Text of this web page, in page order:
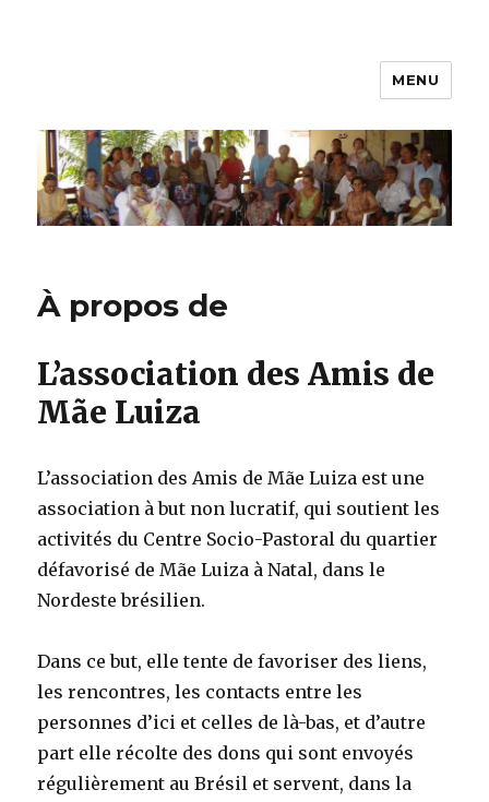
MENU
À propos de
L’association des Amis de
Mãe Luiza
L’association des Amis de Mãe Luiza est une
association à but non lucratif, qui soutient les
activités du Centre Socio-Pastoral du quartier
défavorisé de Mãe Luiza à Natal, dans le
Nordeste brésilien.
Dans ce but, elle tente de favoriser des liens,
les rencontres, les contacts entre les
personnes d’ici et celles de là-bas, et d’autre
part elle récolte des dons qui sont envoyés
régulièrement au Brésil et servent, dans la